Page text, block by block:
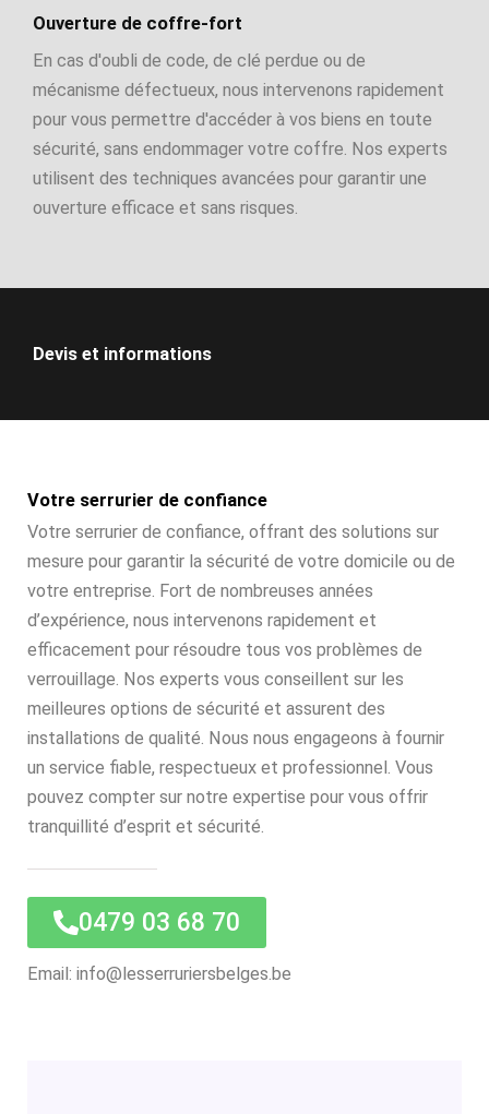
Ouverture de coffre-fort
En cas d'oubli de code, de clé perdue ou de
mécanisme défectueux, nous intervenons rapidement
pour vous permettre d'accéder à vos biens en toute
sécurité, sans endommager votre coffre. Nos experts
utilisent des techniques avancées pour garantir une
ouverture efficace et sans risques.
Devis et informations
Votre serrurier de confiance
Votre serrurier de confiance, offrant des solutions sur
mesure pour garantir la sécurité de votre domicile ou de
votre entreprise. Fort de nombreuses années
d’expérience, nous intervenons rapidement et
efficacement pour résoudre tous vos problèmes de
verrouillage. Nos experts vous conseillent sur les
meilleures options de sécurité et assurent des
installations de qualité. Nous nous engageons à fournir
un service fiable, respectueux et professionnel. Vous
pouvez compter sur notre expertise pour vous offrir
tranquillité d’esprit et sécurité.
0479 03 68 70
Email: info@lesserruriersbelges.be